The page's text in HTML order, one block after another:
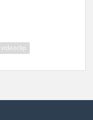
videoclip